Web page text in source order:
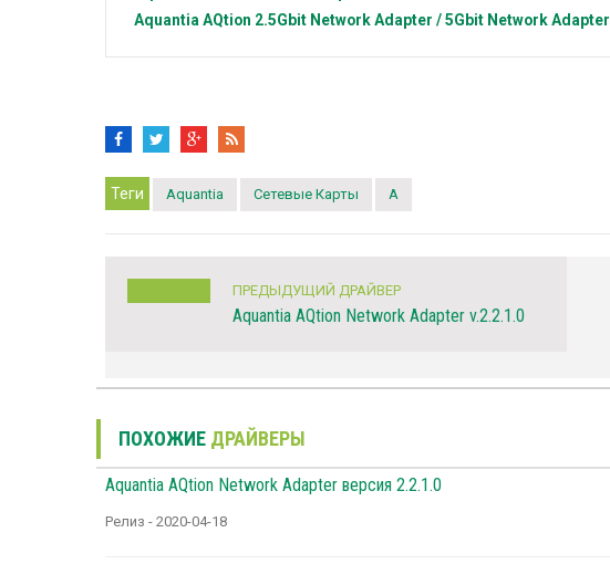
Aquantia AQtion 2.5Gbit Network Adapter / 5Gbit Network Adapter
Теги Aquantia Сетевые Карты A
ПРЕДЫДУЩИЙ ДРАЙВЕР
Aquantia AQtion Network Adapter v.2.2.1.0
ПОХОЖИЕ ДРАЙВЕРЫ
Aquantia AQtion Network Adapter версия 2.2.1.0
Релиз - 2020-04-18